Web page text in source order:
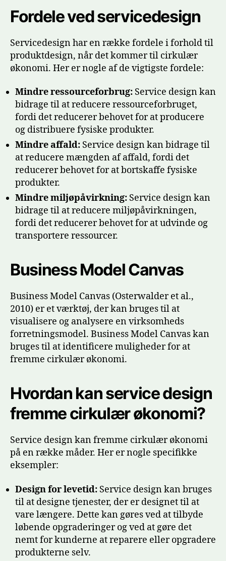
Fordele ved servicedesign
Servicedesign har en række fordele i forhold til
produktdesign, når det kommer til cirkulær
økonomi. Her er nogle af de vigtigste fordele:
Mindre ressourceforbrug: Service design kan
bidrage til at reducere ressourceforbruget,
fordi det reducerer behovet for at producere
og distribuere fysiske produkter.
Mindre affald: Service design kan bidrage til
at reducere mængden af affald, fordi det
reducerer behovet for at bortskaffe fysiske
produkter.
Mindre miljøpåvirkning: Service design kan
bidrage til at reducere miljøpåvirkningen,
fordi det reducerer behovet for at udvinde og
transportere ressourcer.
Business Model Canvas
Business Model Canvas (Osterwalder et al.,
2010) er et værktøj, der kan bruges til at
visualisere og analysere en virksomheds
forretningsmodel. Business Model Canvas kan
bruges til at identificere muligheder for at
fremme cirkulær økonomi.
Hvordan kan service design
fremme cirkulær økonomi?
Service design kan fremme cirkulær økonomi
på en række måder. Her er nogle specifikke
eksempler:
Design for levetid: Service design kan bruges
til at designe tjenester, der er designet til at
vare længere. Dette kan gøres ved at tilbyde
løbende opgraderinger og ved at gøre det
nemt for kunderne at reparere eller opgradere
produkterne selv.